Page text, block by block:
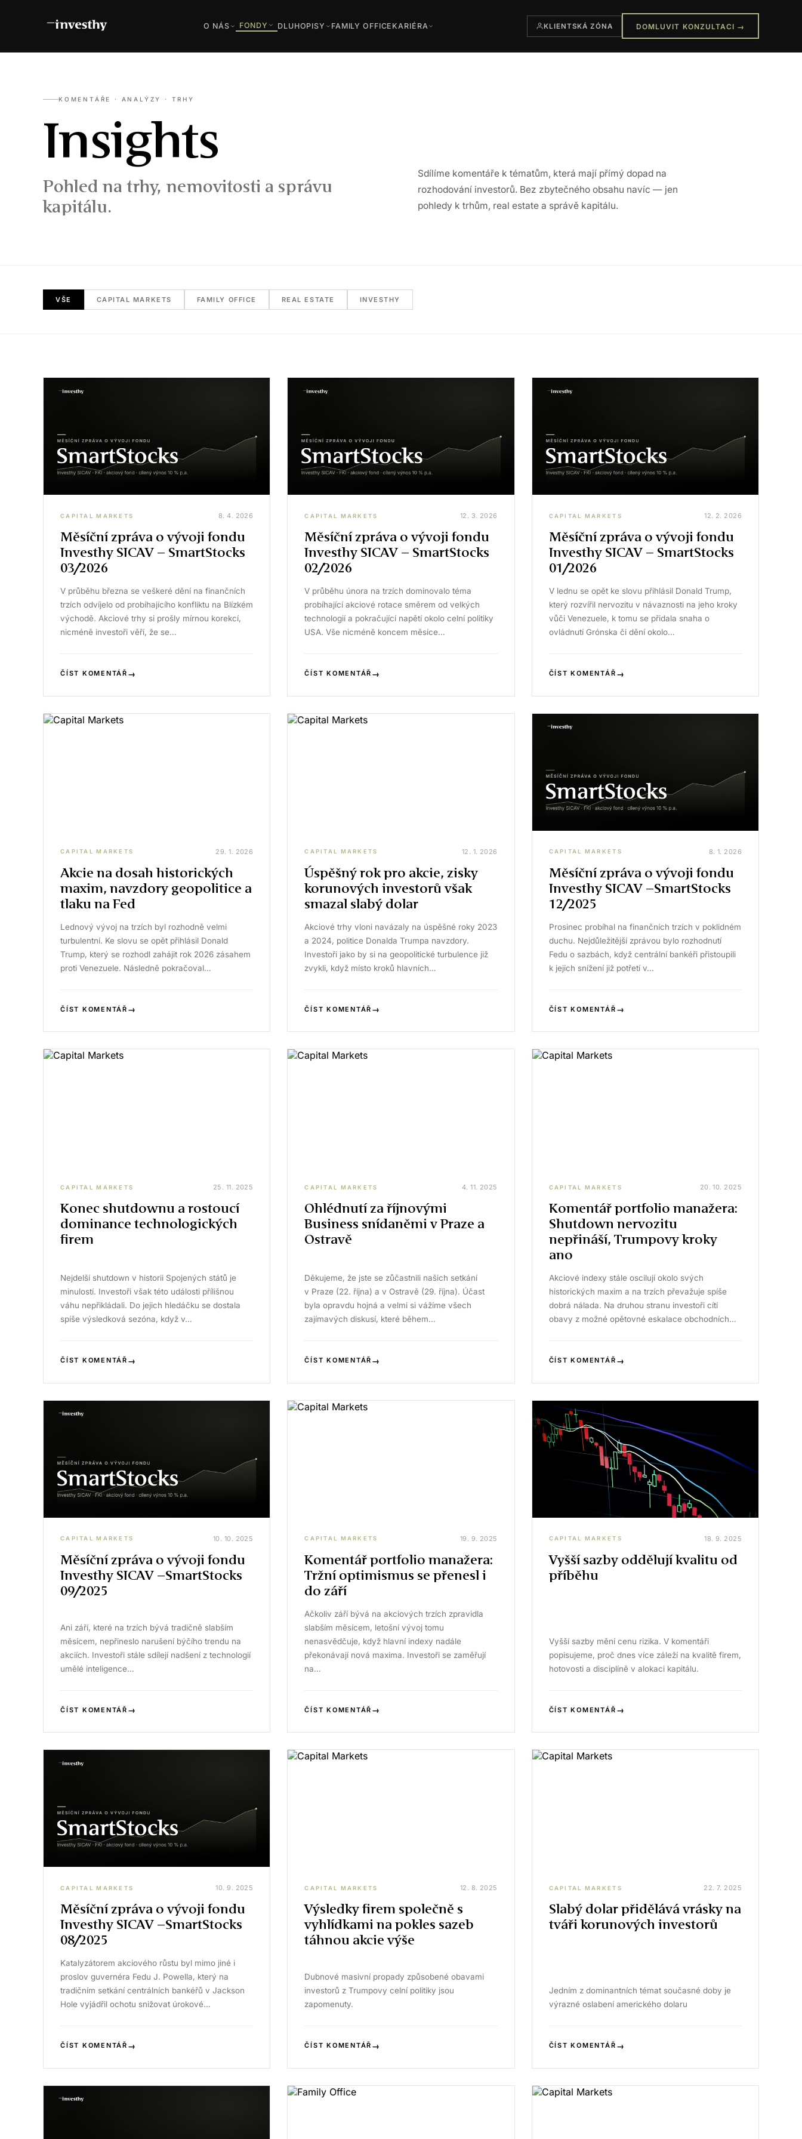
O NÁS FONDY DLUHOPISY FAMILY OFFICE KARIÉRA KLIENTSKÁ ZÓNA DOMLUVIT KONZULTACI →
KOMENTÁŘE · ANALÝZY · TRHY
Insights
Pohled na trhy, nemovitosti a správu
kapitálu.
Sdílíme komentáře k tématům, která mají přímý dopad na
rozhodování investorů. Bez zbytečného obsahu navíc — jen
pohledy k trhům, real estate a správě kapitálu.
VŠE CAPITAL MARKETS FAMILY OFFICE REAL ESTATE INVESTHY
CAPITAL MARKETS 8. 4. 2026
Měsíční zpráva o vývoji fondu
Investhy SICAV – SmartStocks
03/2026
V průběhu března se veškeré dění na finančních
trzích odvíjelo od probíhajícího konfliktu na Blízkém
východě. Akciové trhy si prošly mírnou korekcí,
nicméně investoři věří, že se…
ČÍST KOMENTÁŘ →
CAPITAL MARKETS 12. 3. 2026
Měsíční zpráva o vývoji fondu
Investhy SICAV – SmartStocks
02/2026
V průběhu února na trzích dominovalo téma
probíhající akciové rotace směrem od velkých
technologií a pokračující napětí okolo celní politiky
USA. Vše nicméně koncem měsíce…
ČÍST KOMENTÁŘ →
CAPITAL MARKETS 12. 2. 2026
Měsíční zpráva o vývoji fondu
Investhy SICAV – SmartStocks
01/2026
V lednu se opět ke slovu přihlásil Donald Trump,
který rozvířil nervozitu v návaznosti na jeho kroky
vůči Venezuele, k tomu se přidala snaha o
ovládnutí Grónska či dění okolo…
ČÍST KOMENTÁŘ →
CAPITAL MARKETS 29. 1. 2026
Akcie na dosah historických
maxim, navzdory geopolitice a
tlaku na Fed
Lednový vývoj na trzích byl rozhodně velmi
turbulentní. Ke slovu se opět přihlásil Donald
Trump, který se rozhodl zahájit rok 2026 zásahem
proti Venezuele. Následně pokračoval…
ČÍST KOMENTÁŘ →
CAPITAL MARKETS 12. 1. 2026
Úspěšný rok pro akcie, zisky
korunových investorů však
smazal slabý dolar
Akciové trhy vloni navázaly na úspěšné roky 2023
a 2024, politice Donalda Trumpa navzdory.
Investoři jako by si na geopolitické turbulence již
zvykli, když místo kroků hlavních…
ČÍST KOMENTÁŘ →
CAPITAL MARKETS 8. 1. 2026
Měsíční zpráva o vývoji fondu
Investhy SICAV –SmartStocks
12/2025
Prosinec probíhal na finančních trzích v poklidném
duchu. Nejdůležitější zprávou bylo rozhodnutí
Fedu o sazbách, když centrální bankéři přistoupili
k jejich snížení již potřetí v…
ČÍST KOMENTÁŘ →
CAPITAL MARKETS 25. 11. 2025
Konec shutdownu a rostoucí
dominance technologických
firem
Nejdelší shutdown v historii Spojených států je
minulostí. Investoři však této události přílišnou
váhu nepřikládali. Do jejich hledáčku se dostala
spíše výsledková sezóna, když v…
ČÍST KOMENTÁŘ →
CAPITAL MARKETS 4. 11. 2025
Ohlédnutí za říjnovými
Business snídaněmi v Praze a
Ostravě
Děkujeme, že jste se zůčastnili našich setkání
v Praze (22. října) a v Ostravě (29. října). Účast
byla opravdu hojná a velmi si vážíme všech
zajímavých diskusí, které během…
ČÍST KOMENTÁŘ →
CAPITAL MARKETS 20. 10. 2025
Komentář portfolio manažera:
Shutdown nervozitu
nepřináší, Trumpovy kroky
ano
Akciové indexy stále oscilují okolo svých
historických maxim a na trzích převažuje spíše
dobrá nálada. Na druhou stranu investoři cítí
obavy z možné opětovné eskalace obchodních…
ČÍST KOMENTÁŘ →
CAPITAL MARKETS 10. 10. 2025
Měsíční zpráva o vývoji fondu
Investhy SICAV –SmartStocks
09/2025
Ani září, které na trzích bývá tradičně slabším
měsícem, nepřineslo narušení býčího trendu na
akciích. Investoři stále sdílejí nadšení z technologií
umělé inteligence…
ČÍST KOMENTÁŘ →
CAPITAL MARKETS 19. 9. 2025
Komentář portfolio manažera:
Tržní optimismus se přenesl i
do září
Ačkoliv září bývá na akciových trzích zpravidla
slabším měsícem, letošní vývoj tomu
nenasvědčuje, když hlavní indexy nadále
překonávají nová maxima. Investoři se zaměřují
na…
ČÍST KOMENTÁŘ →
CAPITAL MARKETS 18. 9. 2025
Vyšší sazby oddělují kvalitu od
příběhu
Vyšší sazby mění cenu rizika. V komentáři
popisujeme, proč dnes více záleží na kvalitě firem,
hotovosti a disciplíně v alokaci kapitálu.
ČÍST KOMENTÁŘ →
CAPITAL MARKETS 10. 9. 2025
Měsíční zpráva o vývoji fondu
Investhy SICAV –SmartStocks
08/2025
Katalyzátorem akciového růstu byl mimo jiné i
proslov guvernéra Fedu J. Powella, který na
tradičním setkání centrálních bankéřů v Jackson
Hole vyjádřil ochotu snižovat úrokové…
ČÍST KOMENTÁŘ →
CAPITAL MARKETS 12. 8. 2025
Výsledky firem společně s
vyhlídkami na pokles sazeb
táhnou akcie výše
Dubnové masivní propady způsobené obavami
investorů z Trumpovy celní politiky jsou
zapomenuty.
ČÍST KOMENTÁŘ →
CAPITAL MARKETS 22. 7. 2025
Slabý dolar přidělává vrásky na
tváři korunových investorů
Jedním z dominantních témat současné doby je
výrazné oslabení amerického dolaru
ČÍST KOMENTÁŘ →